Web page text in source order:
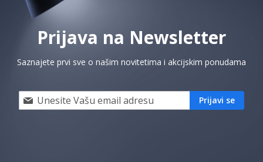
Prijava na Newsletter
Saznajete prvi sve o našim novitetima i akcijskim ponudama
Prijavi
se
Prijavi se